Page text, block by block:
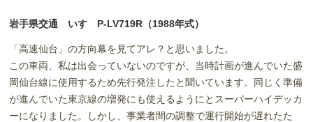
岩手県交通 いすゞP-LV719R（1988年式）
「高速仙台」の方向幕を見てアレ？と思いました。
この車両、私は出会っていないのですが、当時計画が進んでいた盛
岡仙台線に使用するため先行発注したと聞いています。同じく準備
が進んでいた東京線の増発にも使えるようにとスーパーハイデッカ
ーになりました。しかし、事業者間の調整で運行開始が遅れたた